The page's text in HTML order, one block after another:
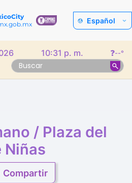
Español
10:31 p. m. ❓--°
/ Plaza del
Niñas
Compartir